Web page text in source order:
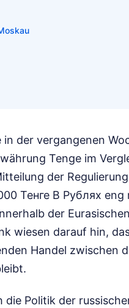
der vergangenen
Tenge im
der
Тенге В Рублях eng
der
wiesen darauf hin,
Handel zwischen
Politik der